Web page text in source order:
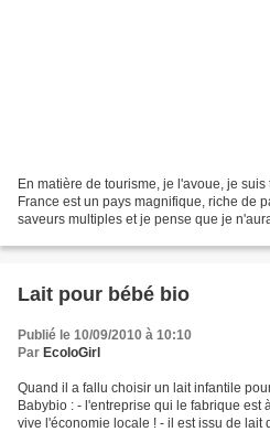
En matière de tourisme, je l'avoue, je
France est un pays magnifique, riche de
saveurs multiples et je pense que je
Lait pour bébé bio
Publié le 10/09/2010 à 10:10
Par EcoloGirl
Quand il a fallu choisir un lait infantile
Babybio : - l'entreprise qui le fabrique est
vive l'économie locale ! - il est issu de lait